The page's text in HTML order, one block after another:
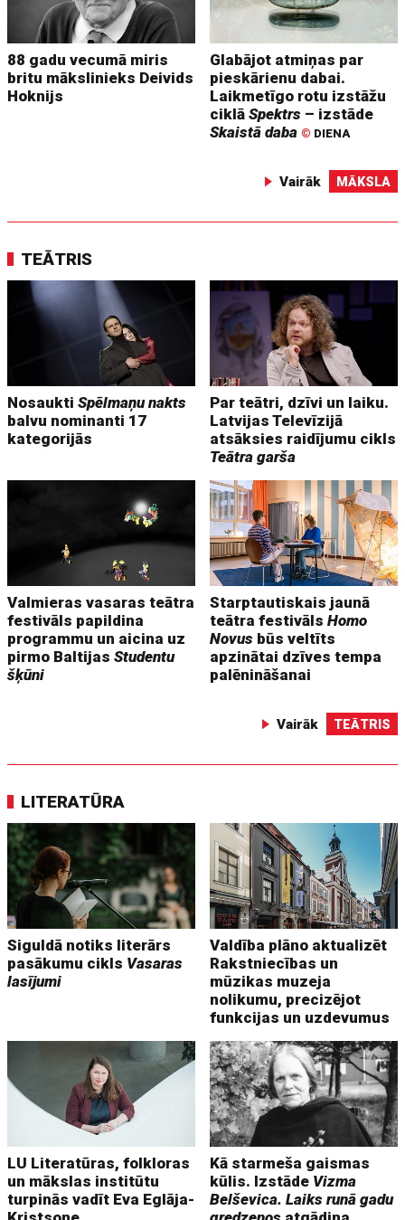
88 gadu vecumā miris
britu mākslinieks Deivids
Hoknijs
Glabājot atmiņas par
pieskārienu dabai.
Laikmetīgo rotu izstāžu
ciklāSpektrs – izstāde
Skaistā daba © DIENA
Vairāk MĀKSLA
TEĀTRIS
NosauktiSpēlmaņu nakts
balvu nominanti 17
kategorijās
Par teātri, dzīvi un laiku.
Latvijas Televīzijā
atsāksies raidījumu cikls
Teātra garša
Valmieras vasaras teātra
festivāls papildina
programmu un aicina uz
pirmo BaltijasStudentu
šķūni
Starptautiskais jaunā
teātra festivālsHomo
Novus būs veltīts
apzinātai dzīves tempa
palēnināšanai
Vairāk TEĀTRIS
LITERATŪRA
Siguldā notiks literārs
pasākumu cikls Vasaras
lasījumi
Valdība plāno aktualizēt
Rakstniecības un
mūzikas muzeja
nolikumu, precizējot
funkcijas un uzdevumus
LU Literatūras, folkloras
un mākslas institūtu
turpinās vadīt Eva Eglāja-
Kā starmeša gaismas
kūlis. Izstāde Vizma
Belševica. Laiks runā gadu